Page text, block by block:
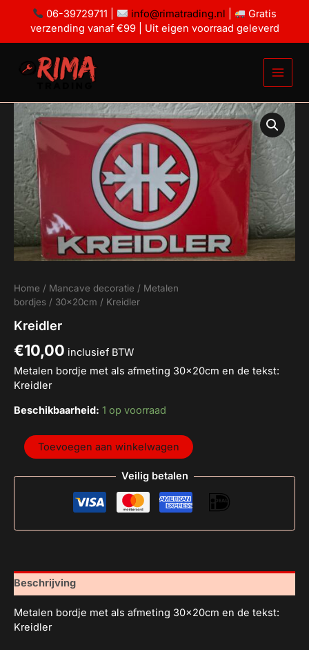
06-39729711 | info@rimatrading.nl
Gratis
verzending vanaf €99 | Uit eigen voorraad geleverd
Home / Mancave decoratie / Metalen
bordjes / 30x20cm / Kreidler
Kreidler
€10,00 inclusief BTW
Metalen bordje met als afmeting 30x20cm en de tekst:
Kreidler
Beschikbaarheid: 1 op voorraad
Kreidler
aantal
Toevoegen aan winkelwagen
Veilig betalen
Beschrijving
Metalen bordje met als afmeting 30x20cm en de tekst:
Kreidler